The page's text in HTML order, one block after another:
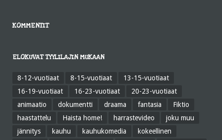
KOMMENTIT
ELOKUVAT TYYLILAJIN MUKAAN
8-12-vuotiaat 8-15-vuotiaat
13-15-vuotiaat
16-19-vuotiaat
16-23-vuotiaat
20-23-vuotiaat
animaatio
dokumentti draama fantasia
Fiktio
haastattelu
Haista home! harrastevideo
joku muu
jännitys
kauhu kauhukomedia
kokeellinen